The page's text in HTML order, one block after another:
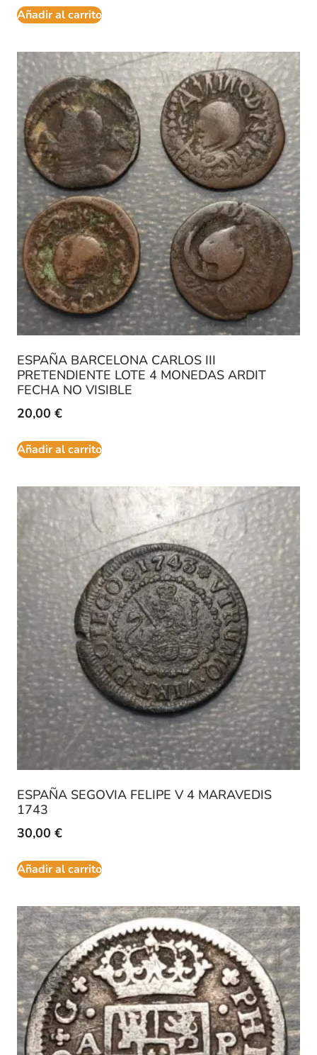
Añadir al carrito
ESPAÑA BARCELONA CARLOS III
PRETENDIENTE LOTE 4 MONEDAS ARDIT
FECHA NO VISIBLE
20,00 €
Añadir al carrito
ESPAÑA SEGOVIA FELIPE V 4 MARAVEDIS
1743
30,00 €
Añadir al carrito